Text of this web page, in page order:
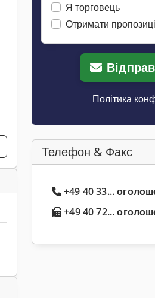
Я торговець
Отримати
Політика
Телефон & Факс
+49 40 33...
+49 40 72...